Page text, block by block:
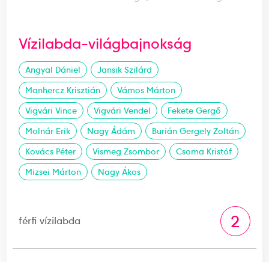
Vízilabda-világbajnokság
Angyal Dániel
Jansik Szilárd
Manhercz Krisztián
Vámos Márton
Vigvári Vince
Vigvári Vendel
Fekete Gergő
Molnár Erik
Nagy Ádám
Burián Gergely Zoltán
Kovács Péter
Vismeg Zsombor
Csoma Kristóf
Mizsei Márton
Nagy Ákos
férfi vízilabda 2